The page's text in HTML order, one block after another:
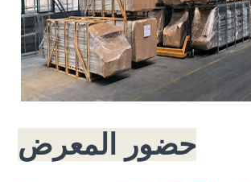
حضور المعرض